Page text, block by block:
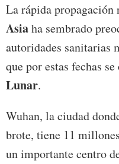
La rápida propagación
Asiaha sembrado
autoridades sanitarias
que por estas fechas
Lunar.
Wuhan, la ciudad
brote, tiene 11
un importante centro